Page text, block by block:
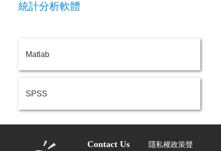
統計分析軟體
Matlab
SPSS
Contact Us
隱私權政策聲